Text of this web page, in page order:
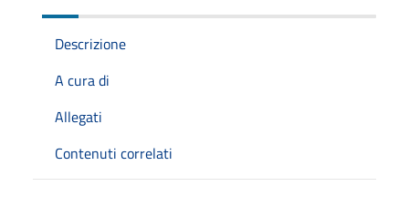
Descrizione
A cura di
Allegati
Contenuti correlati